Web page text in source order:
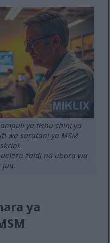
ya tishu chini ya
wa saratani ya MSM
zaidi na ubora wa
juu.
ya